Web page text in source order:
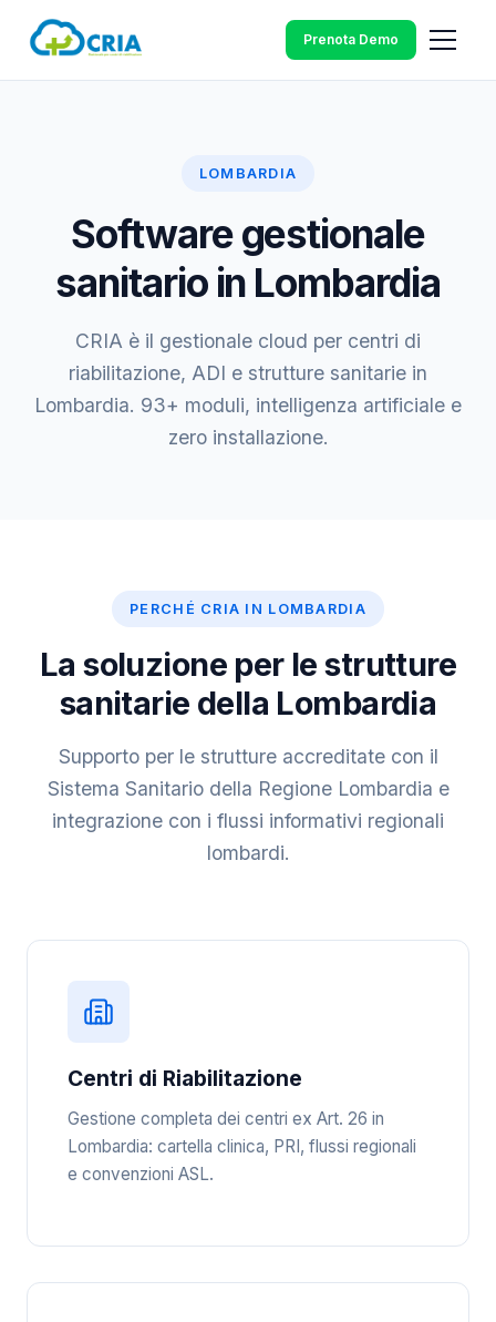
Prenota Demo
LOMBARDIA
Software gestionale
sanitario in Lombardia
CRIA è il gestionale cloud per centri di
riabilitazione, ADI e strutture sanitarie in
Lombardia. 93+ moduli, intelligenza artificiale e
zero installazione.
PERCHÉ CRIA IN LOMBARDIA
La soluzione per le strutture
sanitarie della Lombardia
Supporto per le strutture accreditate con il
Sistema Sanitario della Regione Lombardia e
integrazione con i flussi informativi regionali
lombardi.
Centri di Riabilitazione
Gestione completa dei centri ex Art. 26 in
Lombardia: cartella clinica, PRI, flussi regionali
e convenzioni ASL.